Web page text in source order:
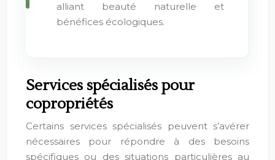
alliant beauté naturelle et
bénéfices écologiques.
Services spécialisés pour
copropriétés
Certains services spécialisés peuvent s’avérer
nécessaires pour répondre à des besoins
spécifiques ou des situations particulières au